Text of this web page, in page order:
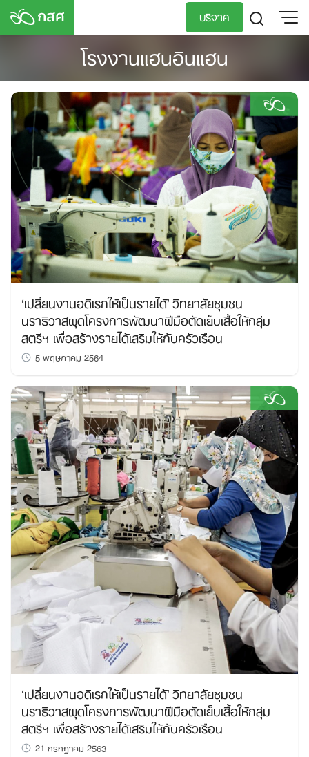
Skip
บริจาค
โรงงานแฮนอินแฮน
‘เปลี่ยนงานอดิเรกให้เป็นรายได้’ วิทยาลัยชุมชน
นราธิวาสผุดโครงการพัฒนาฝีมือตัดเย็บเสื้อให้กลุ่ม
สตรีฯ เพื่อสร้างรายได้เสริมให้กับครัวเรือน
5 พฤษภาคม 2564
‘เปลี่ยนงานอดิเรกให้เป็นรายได้’ วิทยาลัยชุมชน
นราธิวาสผุดโครงการพัฒนาฝีมือตัดเย็บเสื้อให้กลุ่ม
สตรีฯ เพื่อสร้างรายได้เสริมให้กับครัวเรือน
21 กรกฎาคม 2563